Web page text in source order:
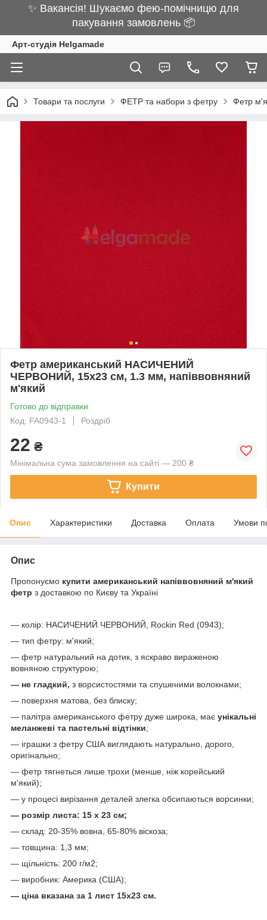
✨ Вакансія! Шукаємо фею-помічницю для
пакування замовлень 📦
Арт-студія Helgamade
Товари та послуги ФЕТР та набори з фетру Фетр
Фетр американський НАСИЧЕНИЙ
ЧЕРВОНИЙ, 15x23 см, 1.3 мм, напіввовняний
м'який
Готово до відправки
Код: FA0943-1
Роздріб
22 ₴
Мінімальна сума замовлення на сайті — 200 ₴
Купити
Опис Характеристики Доставка Оплата Умови
Опис
Пропонуємо купити американський напіввовняний м'який
фетр з доставкою по Києву та Україні
— колір: НАСИЧЕНИЙ ЧЕРВОНИЙ, Rockin Red (0943);
— тип фетру: м'який;
— фетр натуральний на дотик, з яскраво вираженою
вовняною структурою;
— не гладкий, з ворсистостями та спушеними волокнами;
— поверхня матова, без блиску;
— палітра американського фетру дуже широка, має унікальні
меланжеві та пастельні відтінки;
— іграшки з фетру США виглядають натурально, дорого,
оригінально;
— фетр тягнеться лише трохи (менше, ніж корейський
м'який);
— у процесі вирізання деталей злегка обсипаються ворсинки;
— розмір листа: 15 х 23 см;
— склад: 20-35% вовна, 65-80% віскоза;
— товщина: 1,3 мм;
— щільність: 200 г/м2;
— виробник: Америка (США);
— ціна вказана за 1 лист 15х23 см.